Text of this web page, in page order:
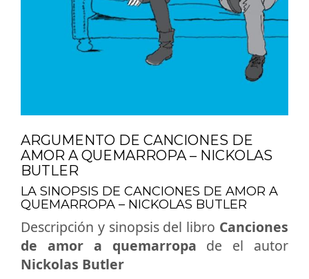
ARGUMENTO DE CANCIONES DE
AMOR A QUEMARROPA – NICKOLAS
BUTLER
LA SINOPSIS DE CANCIONES DE AMOR A
QUEMARROPA – NICKOLAS BUTLER
Descripción y sinopsis del libro Canciones
de amor a quemarropa de el autor
Nickolas Butler